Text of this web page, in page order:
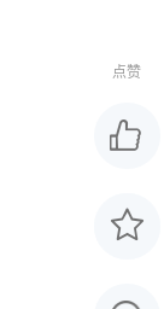
点赞